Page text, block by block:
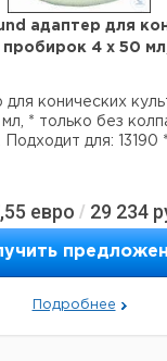
адаптер для
пробирок 4 x 50
для конических
* только без
Подходит для: 13190
евро / 29 234
Подробнее